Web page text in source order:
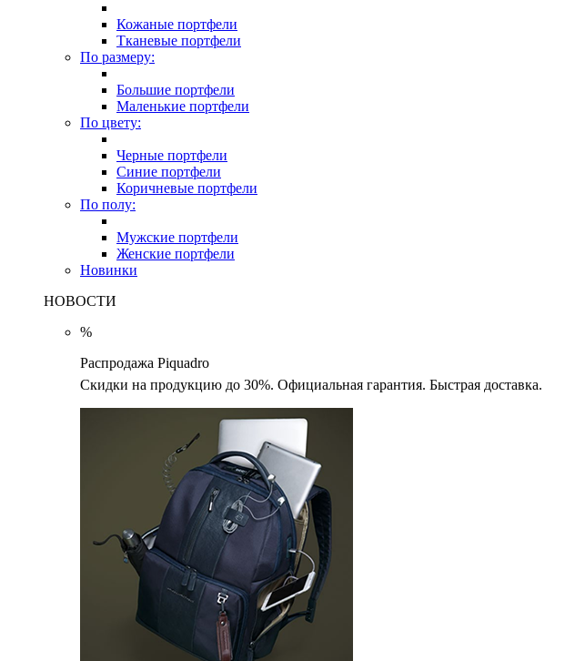
Кожаные портфели
Тканевые портфели
По размеру:
Большие портфели
Маленькие портфели
По цвету:
Черные портфели
Синие портфели
Коричневые портфели
По полу:
Мужские портфели
Женские портфели
Новинки
НОВОСТИ
%
Распродажа Piquadro
Скидки на продукцию до 30%. Официальная гарантия. Быстрая доставка.